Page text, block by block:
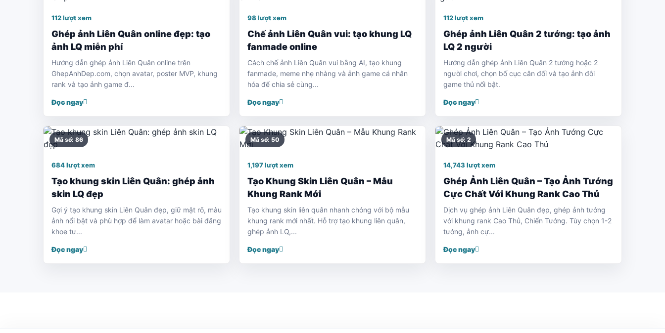
112 lượt xem
Ghép ảnh Liên Quân online đẹp: tạo
ảnh LQ miễn phí
Hướng dẫn ghép ảnh Liên Quân online trên
GhepAnhDep.com, chọn avatar, poster MVP, khung
rank và tạo ảnh game đ...
Đọc ngay
98 lượt xem
Chế ảnh Liên Quân vui: tạo khung LQ
fanmade online
Cách chế ảnh Liên Quân vui bằng AI, tạo khung
fanmade, meme nhẹ nhàng và ảnh game cá nhân
hóa để chia sẻ cùng...
Đọc ngay
112 lượt xem
Ghép ảnh Liên Quân 2 tướng: tạo ảnh
LQ 2 người
Hướng dẫn ghép ảnh Liên Quân 2 tướng hoặc 2
người chơi, chọn bố cục cân đối và tạo ảnh đôi
game thủ nổi bật.
Đọc ngay
Mã số: 86
684 lượt xem
Tạo khung skin Liên Quân: ghép ảnh
skin LQ đẹp
Gợi ý tạo khung skin Liên Quân đẹp, giữ mặt rõ, màu
ảnh nổi bật và phù hợp để làm avatar hoặc bài đăng
khoe tư...
Đọc ngay
Mã số: 50
1,197 lượt xem
Tạo Khung Skin Liên Quân – Mẫu
Khung Rank Mới
Tạo khung skin liên quân nhanh chóng với bộ mẫu
khung rank mới nhất. Hỗ trợ tạo khung liên quân,
ghép ảnh LQ,...
Đọc ngay
Mã số: 2
14,743 lượt xem
Ghép Ảnh Liên Quân – Tạo Ảnh Tướng
Cực Chất Với Khung Rank Cao Thủ
Dịch vụ ghép ảnh Liên Quân đẹp, ghép ảnh tướng
với khung rank Cao Thủ, Chiến Tướng. Tùy chọn 1-2
tướng, ảnh cự...
Đọc ngay